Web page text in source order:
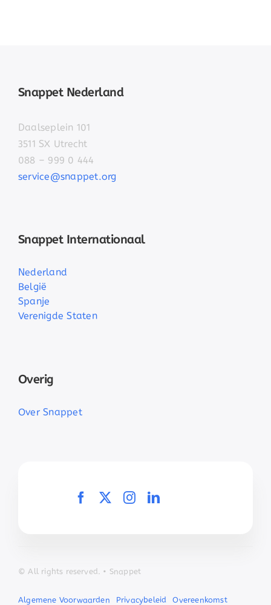
Snappet Nederland
Daalseplein 101
3511 SX Utrecht
088 – 999 0 444
service@snappet.org
Snappet Internationaal
Nederland
België
Spanje
Verenigde Staten
Overig
Over Snappet
© All rights reserved. • Snappet
Algemene Voorwaarden Privacybeleid Overeenkomst